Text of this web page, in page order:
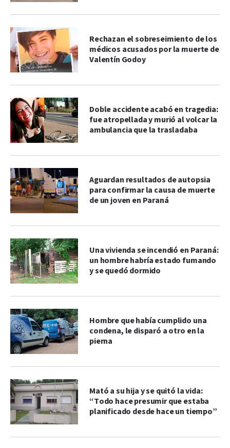
Rechazan el sobreseimiento de los
médicos acusados por la muerte de
Valentín Godoy
Doble accidente acabó en tragedia:
fue atropellada y murió al volcar la
ambulancia que la trasladaba
Aguardan resultados de autopsia
para confirmar la causa de muerte
de un joven en Paraná
Una vivienda se incendió en Paraná:
un hombre habría estado fumando
y se quedó dormido
Hombre que había cumplido una
condena, le disparó a otro en la
pierna
Mató a su hija y se quitó la vida:
“Todo hace presumir que estaba
planificado desde hace un tiempo”